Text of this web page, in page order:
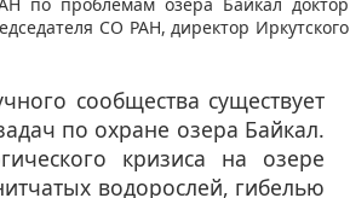
СО РАН, директор Иркутского
сообщества существует
по охране озера Байкал.
кризиса на озере
водорослей, гибелью